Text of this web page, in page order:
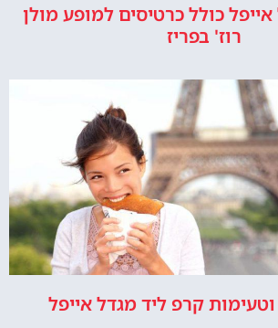
כולל כרטיסים למופע מולן
רוז' בפריז
וטעימות קרפ ליד מגדל אייפל